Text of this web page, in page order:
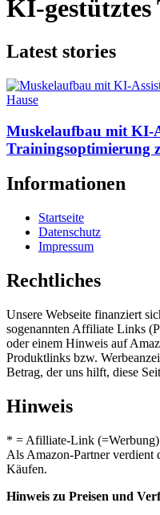
KI-
Latest stories
Muskelaufbau mit KI-
Trainingsoptimierung
Informationen
Startseite
Datenschutz
Impressum
Rechtliches
Unsere Webseite finanziert
sogenannten Affiliate Links
oder einem Hinweis auf
Produktlinks bzw.
Betrag, der uns hilft, diese
Hinweis
* = Afilliate-Link (=Werbung)
Als Amazon-Partner verdient
Käufen.
Hinweis zu Preisen und